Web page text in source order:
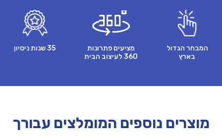
המבחר הגדול
בארץ
מציעים פתרונות
360 לעיצוב הבית
35 שנות ניסיון
מוצרים נוספים המומלצים עבורך